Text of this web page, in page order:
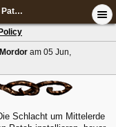
Schlacht um Mittelerde 2: Patch 1.06
am 05 Jun,
Schlacht um Mittelerde